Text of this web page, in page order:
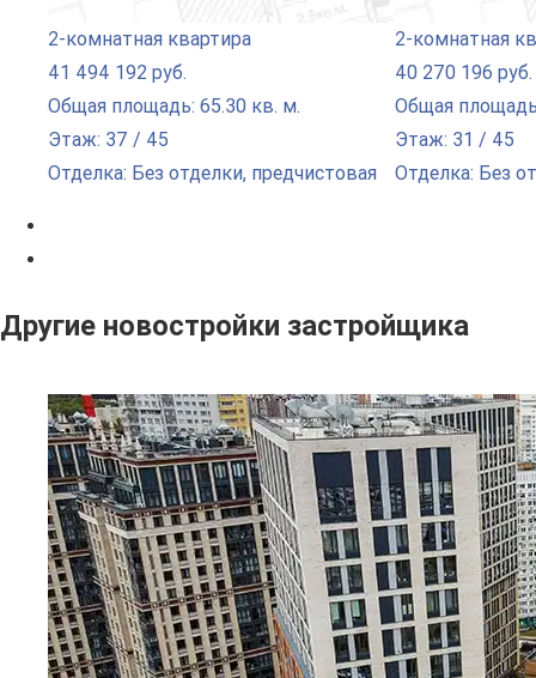
2-комнатная квартира
41 494 192 руб.
Общая площадь: 65.30 кв. м.
Этаж: 37 / 45
Отделка: Без отделки, предчистовая
2-комнатная
40 270 196 руб.
Общая
Этаж: 31 / 45
Отделка: Без
Другие новостройки застройщика